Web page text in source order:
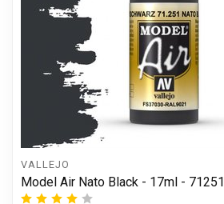
VALLEJO
Model Air Nato Black - 17ml - 71251